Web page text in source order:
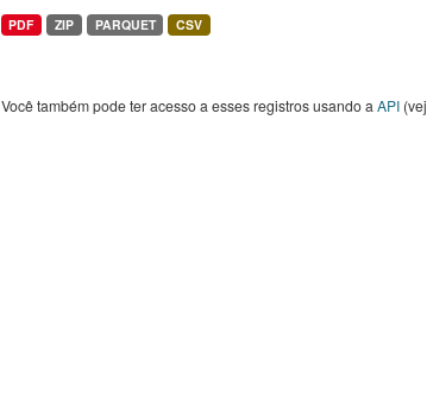
PDF ZIP PARQUET CSV
Você também pode ter acesso a esses registros usando a API